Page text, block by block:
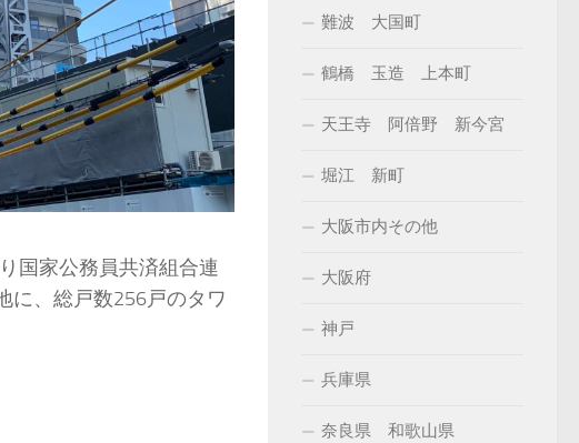
国家公務員共済組合連
に、総戸数256戸のタワ
難波 大国町
鶴橋 玉造 上本町
天王寺 阿倍野 新今宮
堀江 新町
大阪市内その他
大阪府
神戸
兵庫県
奈良県 和歌山県